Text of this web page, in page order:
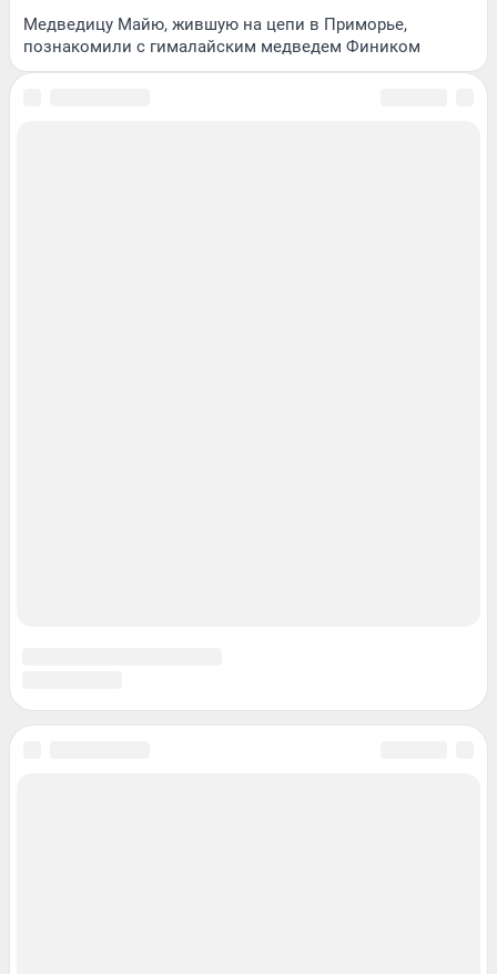
Медведицу Майю, жившую на цепи в Приморье,
познакомили с гималайским медведем Фиником